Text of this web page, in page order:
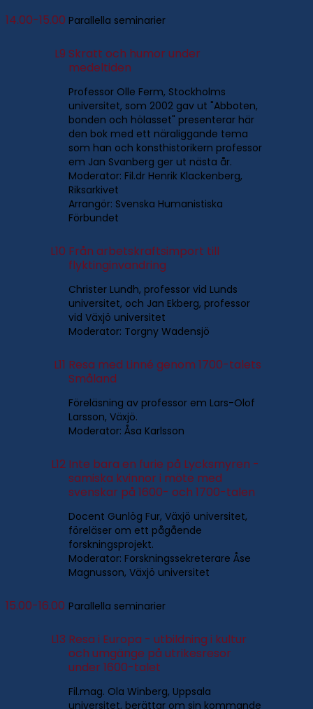
14.00-15.00 Parallella seminarier
L9 Skratt och humor under
medeltiden
Professor Olle Ferm, Stockholms
universitet, som 2002 gav ut "Abboten,
bonden och hölasset" presenterar här
den bok med ett näraliggande tema
som han och konsthistorikern professor
em Jan Svanberg ger ut nästa år.
Moderator: Fil.dr Henrik Klackenberg,
Riksarkivet
Arrangör: Svenska Humanistiska
Förbundet
L10 Från arbetskraftsimport till
flyktinginvandring
Christer Lundh, professor vid Lunds
universitet, och Jan Ekberg, professor
vid Växjö universitet
Moderator: Torgny Wadensjö
L11 Resa med Linné genom 1700-talets
Småland
Föreläsning av professor em Lars-Olof
Larsson, Växjö.
Moderator: Åsa Karlsson
L12 Inte bara en furie på Lycksmyren -
samiska kvinnor i möte med
svenskar på 1600- och 1700-talen
Docent Gunlög Fur, Växjö universitet,
föreläser om ett pågående
forskningsprojekt.
Moderator: Forskningssekreterare Åse
Magnusson, Växjö universitet
15.00-16.00 Parallella seminarier
L13 Resa i Europa - utbildning i kultur
och umgänge på utrikesresor
under 1600-talet
Fil.mag. Ola Winberg, Uppsala
universitet, berättar om sin kommande